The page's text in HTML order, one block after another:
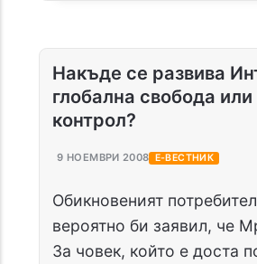
Накъде се развива
глобална свобода
контрол?
9 НОЕМВРИ 2008 Е-ВЕСТНИК
Обикновеният
вероятно би заявил, че
За човек, който е доста